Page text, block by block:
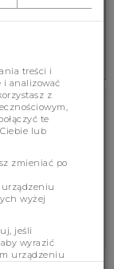
treści i
i analizować
z
te
lub
zmieniać po
wyżej
jeśli
wyrazić
urządzeniu